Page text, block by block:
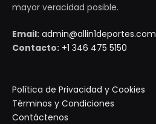
mayor veracidad posible.
Email: admin@allin1deportes.com
Contacto: +1 346 475 5150
Política de Privacidad y Cookies
Términos y Condiciones
Contáctenos